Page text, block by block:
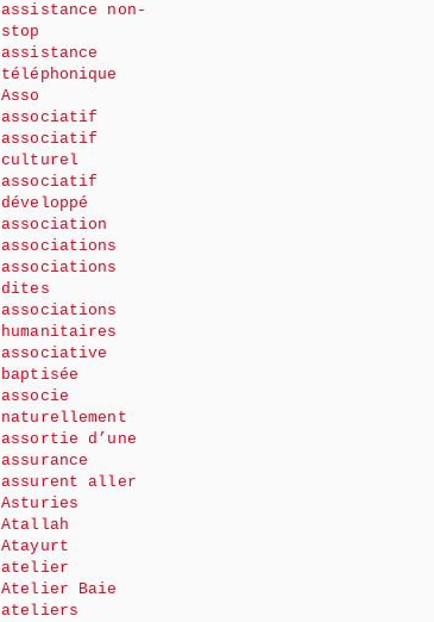
assistance non-
stop
assistance
téléphonique
Asso
associatif
associatif
culturel
associatif
développé
association
associations
associations
dites
associations
humanitaires
associative
baptisée
associe
naturellement
assortie d’une
assurance
assurent aller
Asturies
Atallah
Atayurt
atelier
Atelier Baie
ateliers